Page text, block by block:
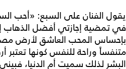
يقول الفنان على السبع: «أحب
في تمضية إجازتي أفضل الذهاب
بإحساس المحب العاشق لأرض
متنفساً وراحة للنفس كونها
البشر لذلك سميت أم الدنيا،